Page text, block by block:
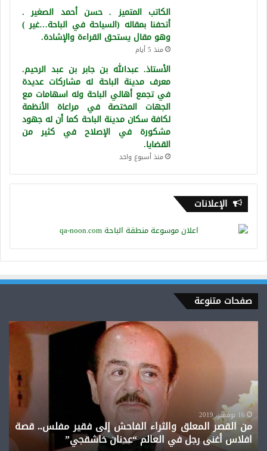
الكاتب المتميز . حسن أحمد الصغير .
أتحفنا بمقاله (السياحة في الباحة…غير )
وهو مقال يستحق القراءة والإشادة.
منذ 5 أيام
الأستاذ. عبدالله بن جابر بن عبد الرحيم.
معرف مدينة الباحة له مشاركات عديدة
في تجمع أهالي الباحة وله اسهامات مع
الجهات المختصة في مراعاة الأنظمة
لكافة سكان مدينة الباحة كما أن له جهود
مشكورة في الإصلاح في كثير من
القضايا.
منذ أسبوع واحد
الإعلانات
صفحات متنوعة
الفاحش
إلى
فقير
مفلس..
قصة
افلاس
16 نوفمبر، 2019
من القصر المعلق والثراء الفاحش إلى فقير مفلس.. قصة
افلاس أغنى رجل في العالم “عدنان خاشقجي”